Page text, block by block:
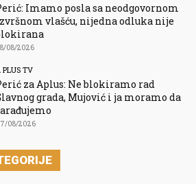
Imamo posla sa neodgovornom
vlašću, nijedna odluka nije
08/2026
PLUS TV
za Aplus: Ne blokiramo rad
grada, Mujović i ja moramo da
08/2026